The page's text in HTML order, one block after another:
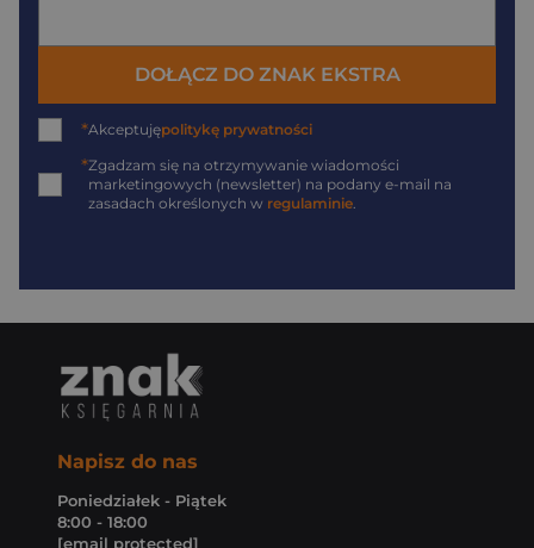
DOŁĄCZ DO ZNAK EKSTRA
*Akceptujępolitykę prywatności
*Zgadzam się na otrzymywanie wiadomości
marketingowych (newsletter) na podany e-mail na
zasadach określonych w regulaminie
Napisz do nas
Poniedziałek - Piątek
8:00 - 18:00
[email protected]